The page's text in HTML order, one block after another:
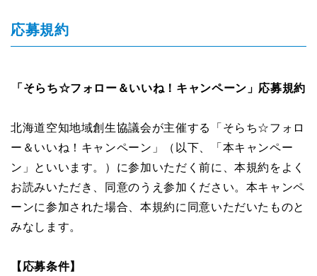
応募規約
「そらち☆フォロー＆いいね！キャンペーン」応募規約
北海道空知地域創生協議会が主催する「そらち☆フォロ
ー＆いいね！キャンペーン」（以下、「本キャンペー
ン」といいます。）に参加いただく前に、本規約をよく
お読みいただき、同意のうえ参加ください。本キャンペ
ーンに参加された場合、本規約に同意いただいたものと
みなします。
【応募条件】